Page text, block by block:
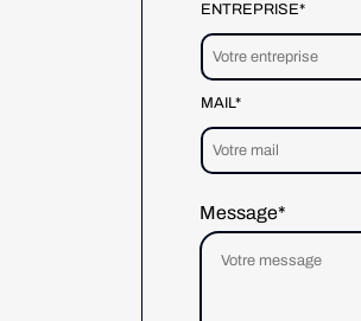
ENTREPRISE*
MAIL*
Message*